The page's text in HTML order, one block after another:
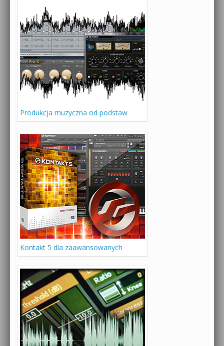
Produkcja muzyczna od podstaw
Kontakt 5 dla zaawansowanych